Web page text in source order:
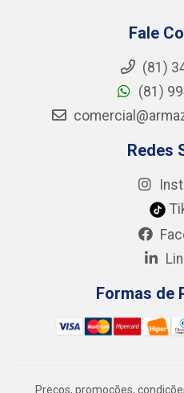
Fale
(81)
(81)
Redes
Formas de
Preços, promoções,